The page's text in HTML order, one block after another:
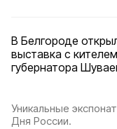
В Белгороде
выставка с
губернатора
Уникальные
Дня России.